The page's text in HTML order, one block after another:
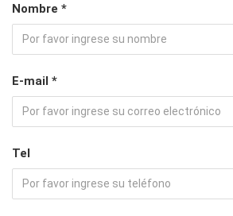
Nombre *
E-mail *
Tel